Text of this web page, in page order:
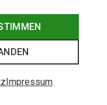
Impressum